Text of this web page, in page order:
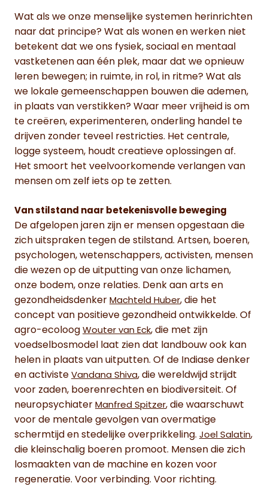
Wat als we onze menselijke systemen herinrichten
naar dat principe? Wat als wonen en werken niet
betekent dat we ons fysiek, sociaal en mentaal
vastketenen aan één plek, maar dat we opnieuw
leren bewegen; in ruimte, in rol, in ritme? Wat als
we lokale gemeenschappen bouwen die ademen,
in plaats van verstikken? Waar meer vrijheid is om
te creëren, experimenteren, onderling handel te
drijven zonder teveel restricties. Het centrale,
logge systeem, houdt creatieve oplossingen af.
Het smoort het veelvoorkomende verlangen van
mensen om zelf iets op te zetten.
Van stilstand naar betekenisvolle beweging
De afgelopen jaren zijn er mensen opgestaan die
zich uitspraken tegen de stilstand. Artsen, boeren,
psychologen, wetenschappers, activisten, mensen
die wezen op de uitputting van onze lichamen,
onze bodem, onze relaties. Denk aan arts en
gezondheidsdenker Machteld Huber, die het
concept van positieve gezondheid ontwikkelde. Of
agro-ecoloog Wouter van Eck, die met zijn
voedselbosmodel laat zien dat landbouw ook kan
helen in plaats van uitputten. Of de Indiase denker
en activiste Vandana Shiva, die wereldwijd strijdt
voor zaden, boerenrechten en biodiversiteit. Of
neuropsychiater Manfred Spitzer, die waarschuwt
voor de mentale gevolgen van overmatige
schermtijd en stedelijke overprikkeling. Joel Salatin,
die kleinschalig boeren promoot. Mensen die zich
losmaakten van de machine en kozen voor
regeneratie. Voor verbinding. Voor richting.